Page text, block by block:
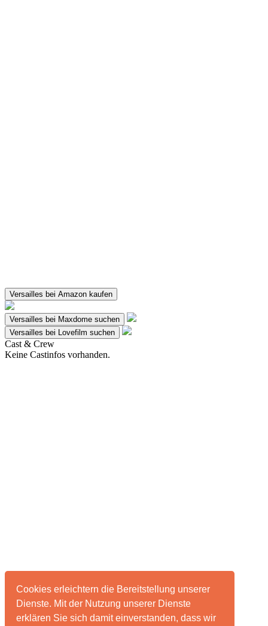
Cookies erleichtern die Bereitstellung unserer
Dienste. Mit der Nutzung unserer Dienste
erklären Sie sich damit einverstanden, dass wir
Versailles bei Amazon kaufen
Versailles bei Maxdome suchen
Versailles bei Lovefilm suchen
Cast & Crew
Keine Castinfos vorhanden.